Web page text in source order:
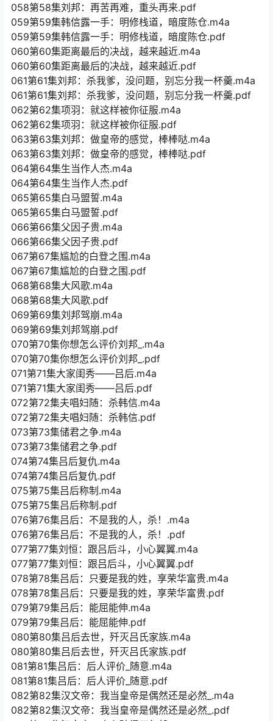
058第58集刘邦：再苦再难，重头再来.pdf
059第59集韩信露一手：明修栈道，暗度陈仓.m4a
059第59集韩信露一手：明修栈道，暗度陈仓.pdf
060第60集距离最后的决战，越来越近.m4a
060第60集距离最后的决战，越来越近.pdf
061第61集刘邦：杀我爹，没问题，别忘分我一杯羹.m4a
061第61集刘邦：杀我爹，没问题，别忘分我一杯羹.pdf
062第62集项羽：就这样被你征服.m4a
062第62集项羽：就这样被你征服.pdf
063第63集刘邦：做皇帝的感觉，棒棒哒.m4a
063第63集刘邦：做皇帝的感觉，棒棒哒.pdf
064第64集生当作人杰.m4a
064第64集生当作人杰.pdf
065第65集白马盟誓.m4a
065第65集白马盟誓.pdf
066第66集父因子贵.m4a
066第66集父因子贵.pdf
067第67集尴尬的白登之围.m4a
067第67集尴尬的白登之围.pdf
068第68集大风歌.m4a
068第68集大风歌.pdf
069第69集刘邦驾崩.m4a
069第69集刘邦驾崩.pdf
070第70集你想怎么评价刘邦_.m4a
070第70集你想怎么评价刘邦_.pdf
071第71集大家闺秀——吕后.m4a
071第71集大家闺秀——吕后.pdf
072第72集夫唱妇随：杀韩信.m4a
072第72集夫唱妇随：杀韩信.pdf
073第73集储君之争.m4a
073第73集储君之争.pdf
074第74集吕后复仇.m4a
074第74集吕后复仇.pdf
075第75集吕后称制.m4a
075第75集吕后称制.pdf
076第76集吕后：不是我的人，杀！.m4a
076第76集吕后：不是我的人，杀！.pdf
077第77集刘恒：跟吕后斗，小心翼翼.m4a
077第77集刘恒：跟吕后斗，小心翼翼.pdf
078第78集吕后：只要是我的姓，享荣华富贵.m4a
078第78集吕后：只要是我的姓，享荣华富贵.pdf
079第79集吕后：能屈能伸.m4a
079第79集吕后：能屈能伸.pdf
080第80集吕后去世，歼灭吕氏家族.m4a
080第80集吕后去世，歼灭吕氏家族.pdf
081第81集吕后：后人评价_随意.m4a
081第81集吕后：后人评价_随意.pdf
082第82集汉文帝：我当皇帝是偶然还是必然_.m4a
082第82集汉文帝：我当皇帝是偶然还是必然_.pdf